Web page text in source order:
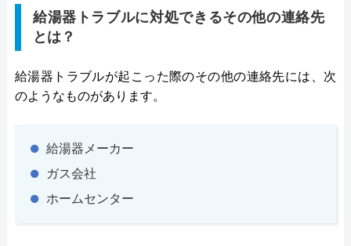
給湯器トラブルに対処できるその他の連絡先
とは？
給湯器トラブルが起こった際のその他の連絡先には、次
のようなものがあります。
給湯器メーカー
ガス会社
ホームセンター